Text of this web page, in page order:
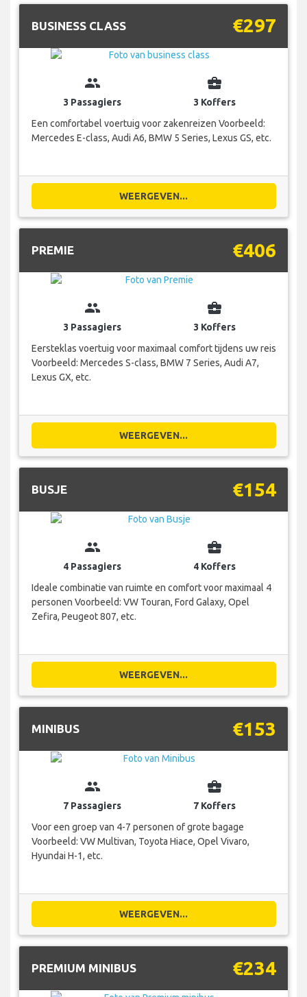
BUSINESS CLASS €297
group
3 Passagiers
business_center
3 Koffers
Een comfortabel voertuig voor zakenreizen Voorbeeld:
Mercedes E-class, Audi A6, BMW 5 Series, Lexus GS, etc.
WEERGEVEN...
PREMIE €406
group
3 Passagiers
business_center
3 Koffers
Eersteklas voertuig voor maximaal comfort tijdens uw reis
Voorbeeld: Mercedes S-class, BMW 7 Series, Audi A7,
Lexus GX, etc.
WEERGEVEN...
BUSJE €154
group
4 Passagiers
business_center
4 Koffers
Ideale combinatie van ruimte en comfort voor maximaal 4
personen Voorbeeld: VW Touran, Ford Galaxy, Opel
Zefira, Peugeot 807, etc.
WEERGEVEN...
MINIBUS €153
group
7 Passagiers
business_center
7 Koffers
Voor een groep van 4-7 personen of grote bagage
Voorbeeld: VW Multivan, Toyota Hiace, Opel Vivaro,
Hyundai H-1, etc.
WEERGEVEN...
PREMIUM MINIBUS €234